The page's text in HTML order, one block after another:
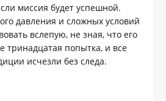
миссия будет успешной.
давления и сложных условий
вслепую, не зная, что его
тринадцатая попытка, и все
исчезли без следа.